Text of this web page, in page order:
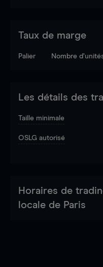
Taux de marge
Palier Nombre
Les détails des
Taille minimale
OSLG autorisé
Horaires de
locale de Paris